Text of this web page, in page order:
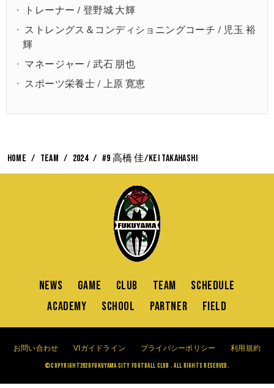
トレーナー / 登野城 大輝
ストレングス＆コンディショニングコーチ / 児玉 裕
輝
マネージャー / 武石 朋也
スポーツ栄養士 / 上原 寛恵
HOME TEAM 2024 #9 高橋 佳/Kei Takahashi
NEWS GAME CLUB TEAM
SCHEDULE
ACADEMY
SCHOOL PARTNER FIELD
お問い合わせ VIガイドライン プライバシーポリシー 利用規約
©Copyright2020 FUKUYAMA CITY FOOTBALL CLUB . All Rights Reserved.